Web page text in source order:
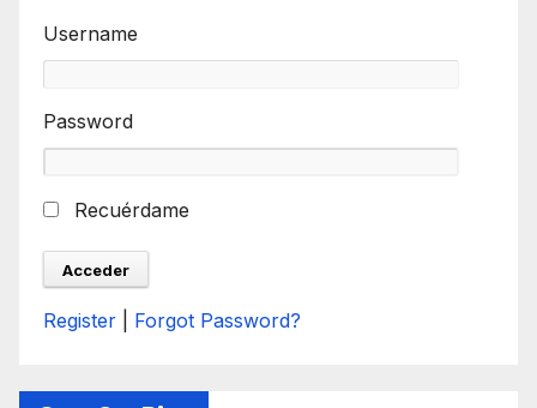
Username
Password
Recuérdame
Register Forgot Password?